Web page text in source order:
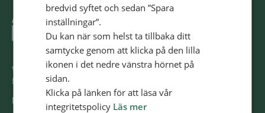
Västra Storgatan 14
553 15 Jönköping
E-post: info@​alliansmissionen.​se
bredvid syftet och sedan ”Spara
inställningar”.
Du kan när som helst ta tillbaka ditt
samtycke genom att klicka på den lilla
ikonen i det nedre vänstra hörnet på
sidan.
Klicka på länken för att läsa vår
integritetspolicy Läs mer